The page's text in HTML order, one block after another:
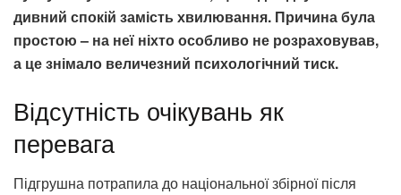
дивний спокій замість хвилювання. Причина була
простою – на неї ніхто особливо не розраховував,
а це знімало величезний психологічний тиск.
Відсутність очікувань як
перевага
Підгрушна потрапила до національної збірної після